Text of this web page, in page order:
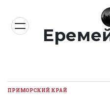
содержимому
ОПУБЛИКОВАНО
ПРИМОРСКИЙ КРАЙ